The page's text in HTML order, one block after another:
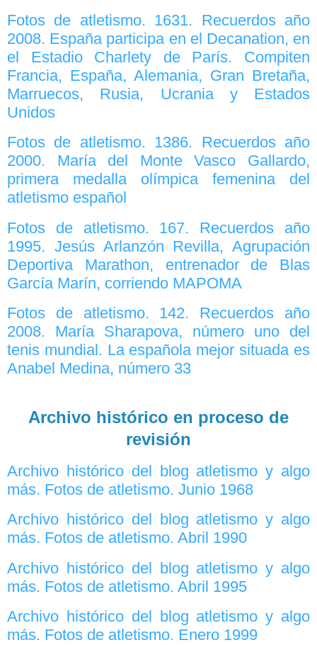
Fotos de atletismo. 1631. Recuerdos año
2008. España participa en el Decanation, en
el Estadio Charlety de París. Compiten
Francia, España, Alemania, Gran Bretaña,
Marruecos, Rusia, Ucrania y Estados
Unidos
Fotos de atletismo. 1386. Recuerdos año
2000. María del Monte Vasco Gallardo,
primera medalla olímpica femenina del
atletismo español
Fotos de atletismo. 167. Recuerdos año
1995. Jesús Arlanzón Revilla, Agrupación
Deportiva Marathon, entrenador de Blas
García Marín, corriendo MAPOMA
Fotos de atletismo. 142. Recuerdos año
2008. María Sharapova, número uno del
tenis mundial. La española mejor situada es
Anabel Medina, número 33
Archivo histórico en proceso de
revisión
Archivo histórico del blog atletismo y algo
más. Fotos de atletismo. Junio 1968
Archivo histórico del blog atletismo y algo
más. Fotos de atletismo. Abril 1990
Archivo histórico del blog atletismo y algo
más. Fotos de atletismo. Abril 1995
Archivo histórico del blog atletismo y algo
más. Fotos de atletismo. Enero 1999